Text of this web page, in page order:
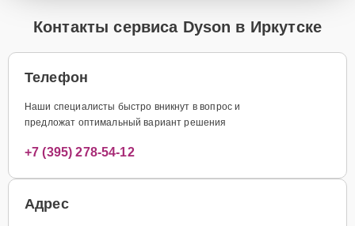
Контакты сервиса Dyson в Иркутске
Телефон
Наши специалисты быстро вникнут в вопрос и
предложат оптимальный вариант решения
+7 (395) 278-54-12
Адрес